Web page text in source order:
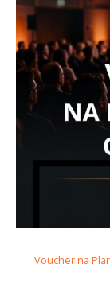
Voucher na